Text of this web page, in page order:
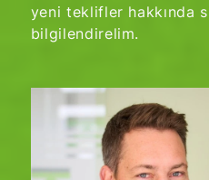
yeni teklifler hakkında
bilgilendirelim.